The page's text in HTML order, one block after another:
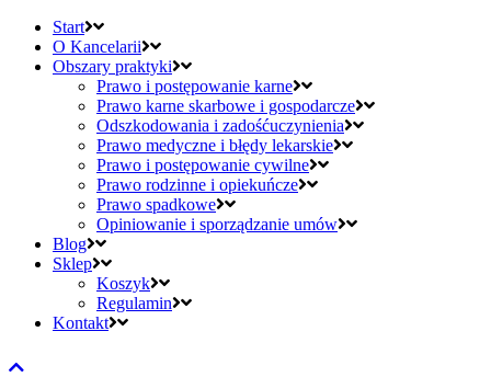
Start
O Kancelarii
Obszary praktyki
Prawo i postępowanie karne
Prawo karne skarbowe i gospodarcze
Odszkodowania i zadośćuczynienia
Prawo medyczne i błędy lekarskie
Prawo i postępowanie cywilne
Prawo rodzinne i opiekuńcze
Prawo spadkowe
Opiniowanie i sporządzanie umów
Blog
Sklep
Koszyk
Regulamin
Kontakt